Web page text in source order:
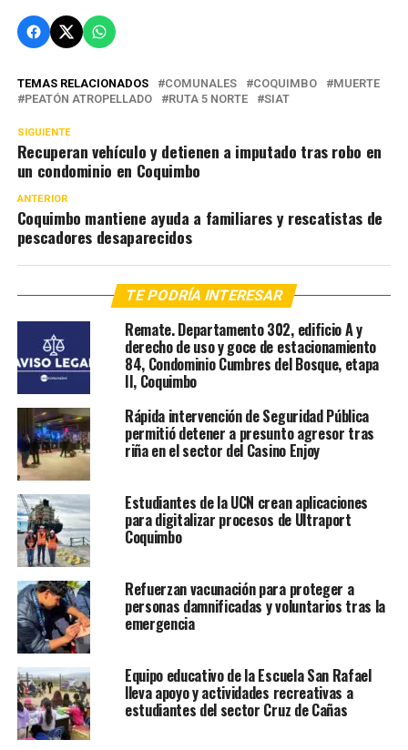
TEMAS RELACIONADOS COMUNALES COQUIMBO
MUERTE
PEATÓN ATROPELLADO
RUTA 5 NORTE SIAT
SIGUIENTE
Recuperan vehículo y detienen a imputado tras robo en
un condominio en Coquimbo
ANTERIOR
Coquimbo mantiene ayuda a familiares y rescatistas de
pescadores desaparecidos
TE PODRÍA INTERESAR
Remate. Departamento 302, edificio A y
derecho de uso y goce de estacionamiento
84, Condominio Cumbres del Bosque, etapa
II, Coquimbo
Rápida intervención de Seguridad Pública
permitió detener a presunto agresor tras
riña en el sector del Casino Enjoy
Estudiantes de la UCN crean aplicaciones
para digitalizar procesos de Ultraport
Coquimbo
Refuerzan vacunación para proteger a
personas damnificadas y voluntarios tras la
emergencia
Equipo educativo de la Escuela San Rafael
lleva apoyo y actividades recreativas a
estudiantes del sector Cruz de Cañas